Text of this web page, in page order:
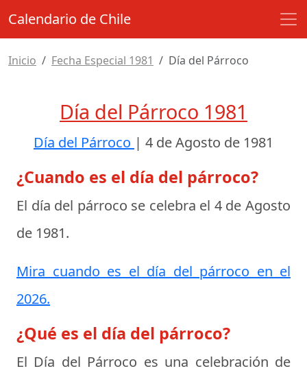
Calendario de Chile
Inicio Fecha Especial 1981 Día del Párroco
Día del Párroco 1981
Día del Párroco | 4 de Agosto de 1981
¿Cuando es el día del párroco?
El día del párroco se celebra el 4 de Agosto
de 1981.
Mira cuando es el día del párroco en el
2026.
¿Qué es el día del párroco?
El Día del Párroco es una celebración de